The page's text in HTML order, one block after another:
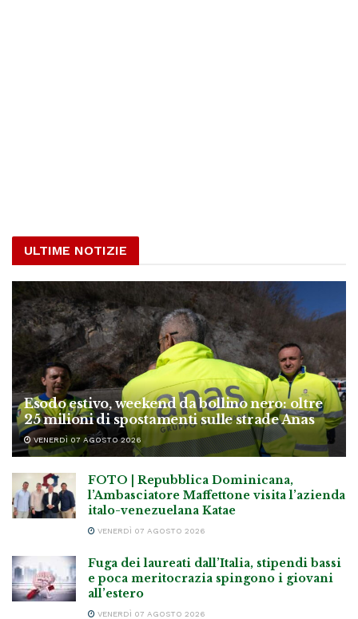
ULTIME NOTIZIE
Esodo estivo, weekend da bollino nero: oltre
25 milioni di spostamenti sulle strade Anas
VENERDÌ 07 AGOSTO 2026
FOTO | Repubblica Dominicana,
l’Ambasciatore Maffettone visita l’azienda
italo-venezuelana Katae
VENERDÌ 07 AGOSTO 2026
Fuga dei laureati dall’Italia, stipendi bassi
e poca meritocrazia spingono i giovani
all’estero
VENERDÌ 07 AGOSTO 2026